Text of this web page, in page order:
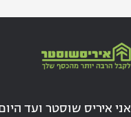
אני איריס שוסטר ועד